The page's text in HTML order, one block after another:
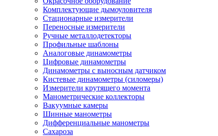
Комплектующие дымоуловителя
Стационарные измерители
Переносные измерители
Ручные металлодетекторы
Профильные шаблоны
Аналоговые динамометры
Цифровые динамометры
Динамометры с выносным датчиком
Кистевые динамометры (силомеры)
Измерители крутящего момента
Манометрические коллекторы
Вакуумные камеры
Шинные манометры
Дифференциальные манометры
Сахароза